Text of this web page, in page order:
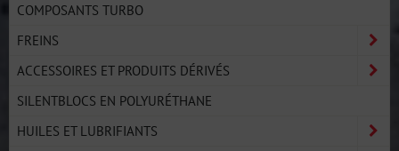
COMPOSANTS TURBO
FREINS
ACCESSOIRES ET PRODUITS DÉRIVÉS
SILENTBLOCS EN POLYURÉTHANE
HUILES ET LUBRIFIANTS